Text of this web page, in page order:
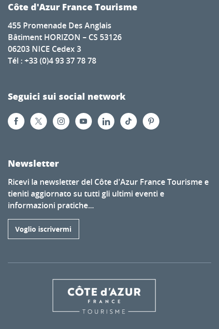
Côte d'Azur France Tourisme
455 Promenade Des Anglais
Bâtiment HORIZON – CS 53126
06203 NICE Cedex 3
Tél : +33 (0)4 93 37 78 78
Seguici sui social network
Newsletter
Ricevi la newsletter del Côte d'Azur France Tourisme e
tieniti aggiornato su tutti gli ultimi eventi e
informazioni pratiche...
Voglio iscrivermi